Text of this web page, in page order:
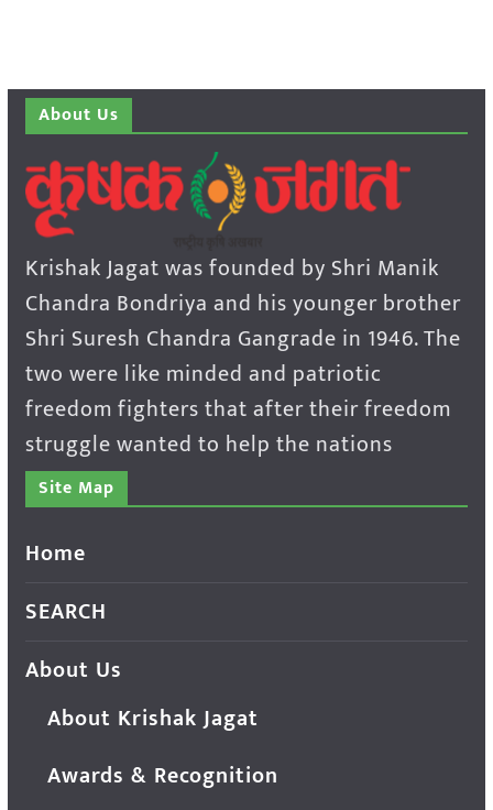
About Us
Krishak Jagat was founded by Shri Manik
Chandra Bondriya and his younger brother
Shri Suresh Chandra Gangrade in 1946. The
two were like minded and patriotic
freedom fighters that after their freedom
struggle wanted to help the nations
Site Map
Home
SEARCH
About Us
About Krishak Jagat
Awards & Recognition